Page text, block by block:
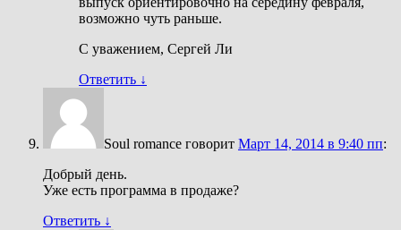
возможно чуть раньше.
С уважением, Сергей Ли
Ответить ↓
Soul romance говорит Март 14, 2014 в 9:40 пп:
Добрый день.
Уже есть программа в продаже?
Ответить ↓